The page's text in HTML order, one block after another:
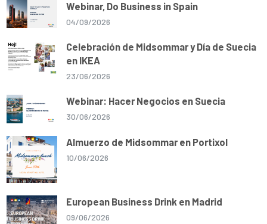
Webinar, Do Business in Spain
04/09/2026
Celebración de Midsommar y Día de Suecia
en IKEA
23/06/2026
Webinar: Hacer Negocios en Suecia
30/06/2026
Almuerzo de Midsommar en Portixol
10/06/2026
European Business Drink en Madrid
09/06/2026